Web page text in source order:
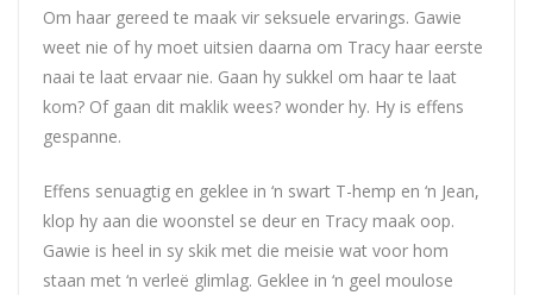
Om haar gereed te maak vir seksuele ervarings. Gawie
weet nie of hy moet uitsien daarna om Tracy haar eerste
naai te laat ervaar nie. Gaan hy sukkel om haar te laat
kom? Of gaan dit maklik wees? wonder hy. Hy is effens
gespanne.
Effens senuagtig en geklee in ‘n swart T-hemp en ‘n Jean,
klop hy aan die woonstel se deur en Tracy maak oop.
Gawie is heel in sy skik met die meisie wat voor hom
staan met ‘n verleë glimlag. Geklee in ‘n geel moulose